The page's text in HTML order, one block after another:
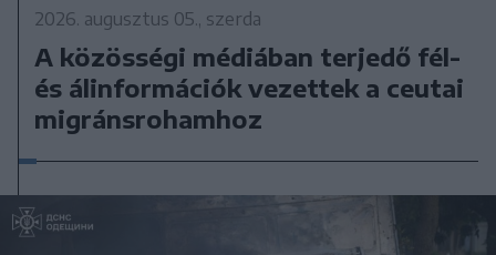
2026. augusztus 05., szerda
A közösségi médiában terjedő fél-
és álinformációk vezettek a ceutai
migránsrohamhoz